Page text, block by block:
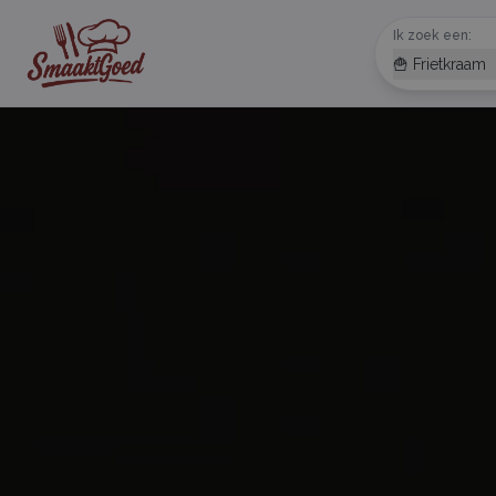
Ik zoek een:
🍟 Frietkraam